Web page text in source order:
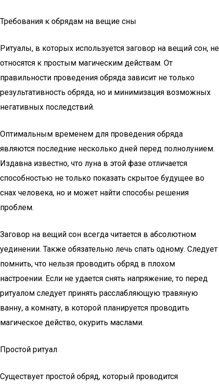
Требования к обрядам на вещие сны
Ритуалы, в которых используется заговор на вещий сон, не
относятся к простым магическим действам. От
правильности проведения обряда зависит не только
результативность обряда, но и минимизация возможных
негативных последствий.
Оптимальным временем для проведения обряда
являются последние несколько дней перед полнолунием.
Издавна известно, что луна в этой фазе отличается
способностью не только показать скрытое будущее во
снах человека, но и может найти способы решения
проблем.
Заговор на вещий сон всегда читается в абсолютном
уединении. Также обязательно лечь спать одному. Следует
помнить, что нельзя проводить обряд в плохом
настроении. Если не удается снять напряжение, то перед
ритуалом следует принять расслабляющую травяную
ванну, а комнату, в которой планируется проводить
магическое действо, окурить маслами.
Простой ритуал
Существует простой обряд, который проводится